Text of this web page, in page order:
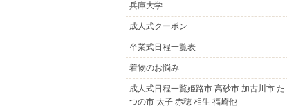
兵庫大学
成人式クーポン
卒業式日程一覧表
着物のお悩み
成人式日程一覧姫路市 高砂市 加古川市 た
つの市 太子 赤穂 相生 福崎他